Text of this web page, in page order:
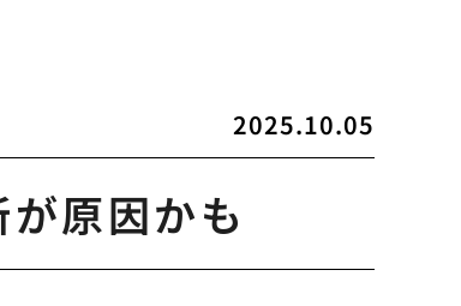
2025.10.05
原因かも